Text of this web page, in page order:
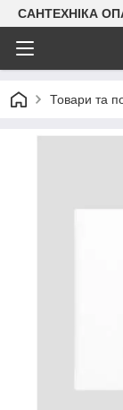
САНТЕХНІКА
Товари та